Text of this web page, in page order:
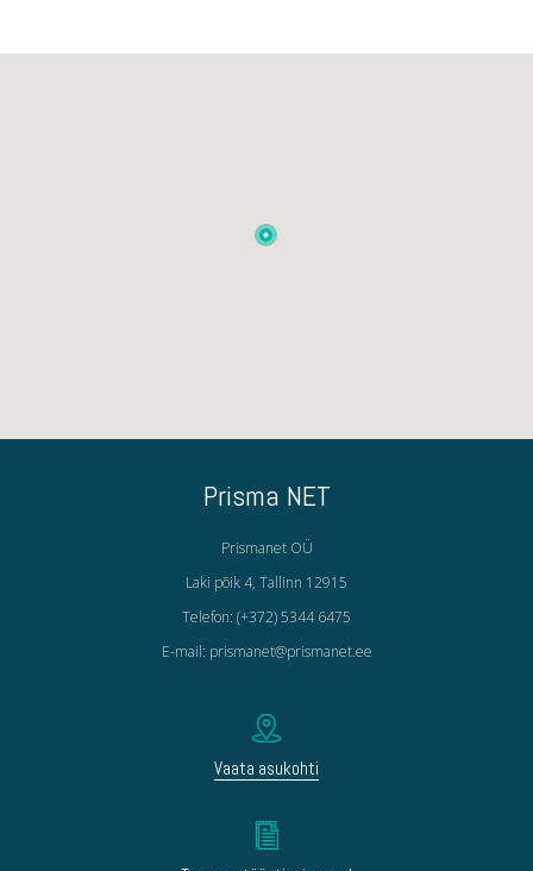
Prisma NET
Prismanet OÜ
Laki põik 4, Tallinn 12915
Telefon: (+372) 5344 6475
E-mail: prismanet@prismanet.ee
Vaata asukohti